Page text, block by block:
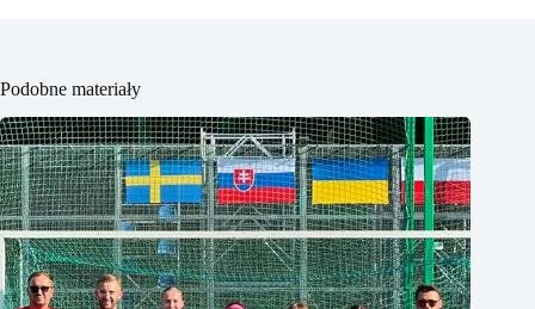
Podobne materiały